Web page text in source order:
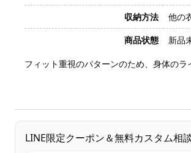
収納方法
他の
商品状態
新品
フィット重視のパターンのため、身体の
LINE限定クーポン＆無料カスタム相